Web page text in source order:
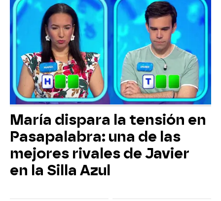
María dispara la tensión en
Pasapalabra: una de las
mejores rivales de Javier
en la Silla Azul